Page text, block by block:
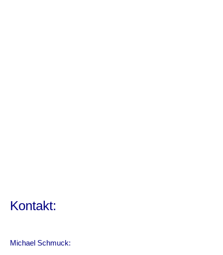
Kontakt:
Michael Schmuck: